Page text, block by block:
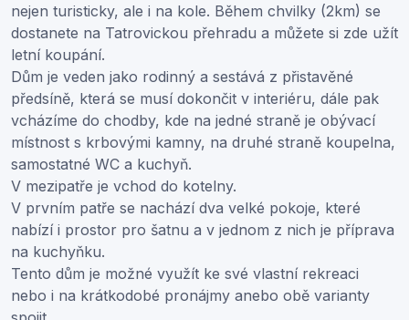
nejen turisticky, ale i na kole. Během chvilky (2km) se
dostanete na Tatrovickou přehradu a můžete si zde užít
letní koupání.
Dům je veden jako rodinný a sestává z přistavěné
předsíně, která se musí dokončit v interiéru, dále pak
vcházíme do chodby, kde na jedné straně je obývací
místnost s krbovými kamny, na druhé straně koupelna,
samostatné WC a kuchyň.
V mezipatře je vchod do kotelny.
V prvním patře se nachází dva velké pokoje, které
nabízí i prostor pro šatnu a v jednom z nich je příprava
na kuchyňku.
Tento dům je možné využít ke své vlastní rekreaci
nebo i na krátkodobé pronájmy anebo obě varianty